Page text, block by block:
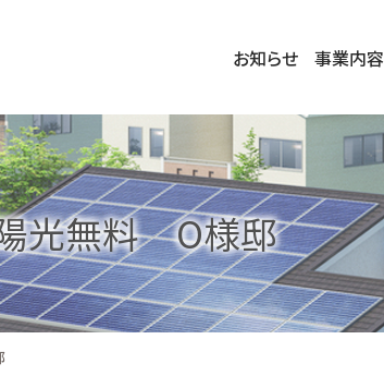
お知らせ 事業内容
光無料 O様邸